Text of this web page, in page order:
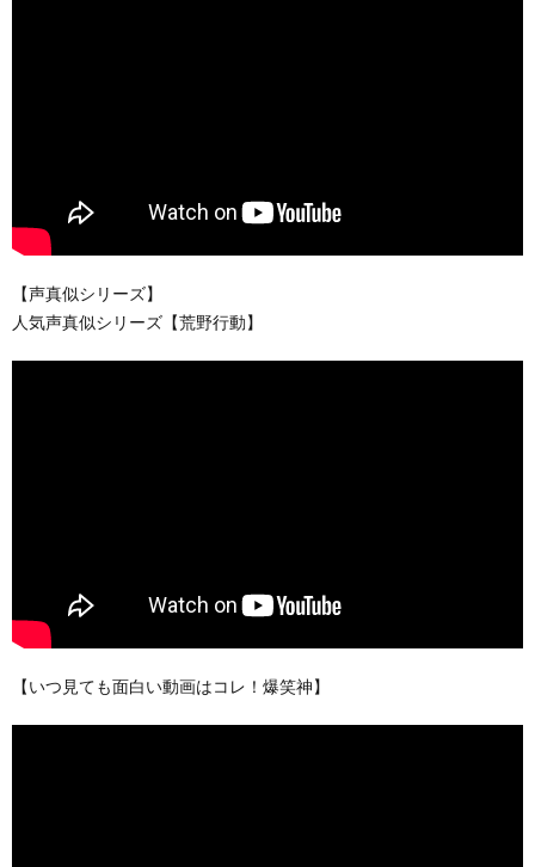
【声真似シリーズ】
人気声真似シリーズ【荒野行動】
【いつ見ても面白い動画はコレ！爆笑神】